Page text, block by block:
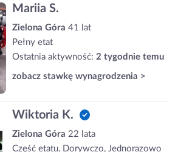
Mariia S.
Zielona Góra 41 lat
Pełny etat
Ostatnia aktywność: 2 tygodnie temu
zobacz stawkę wynagrodzenia >
Wiktoria K.
Zielona Góra 22 lata
Część etatu, Dorywczo, Jednorazowo